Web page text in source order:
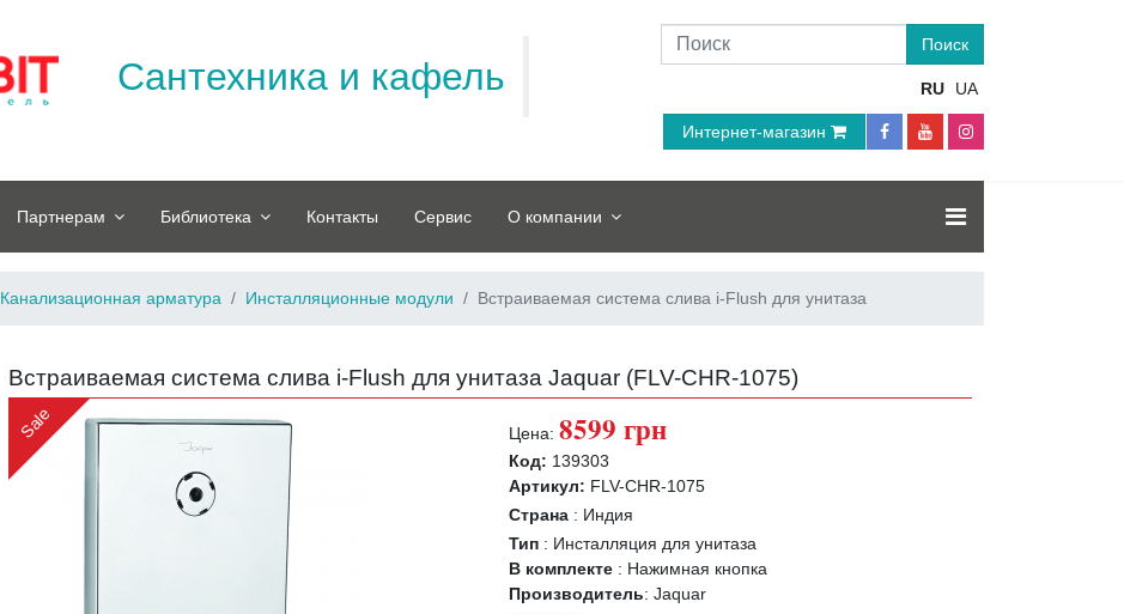
Сантехника и кафель RU UA
Интернет-магазин
Партнерам Библиотека Контакты Сервис О компании
Канализационная арматура Инсталляционные модули Встраиваемая система слива i-Flush для унитаза
Встраиваемая система слива i-Flush для унитаза Jaquar (FLV-CHR-1075)
Sale Цена: 8599 грн
Код: 139303
Артикул: FLV-CHR-1075
Страна : Индия
Тип : Инсталляция для унитаза
В комплекте : Нажимная кнопка
Производитель: Jaquar